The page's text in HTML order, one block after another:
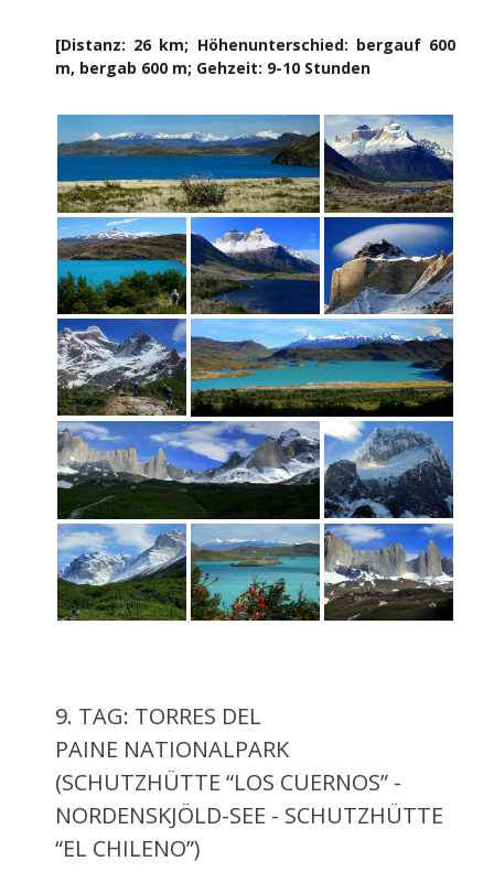
[Distanz: 26 km; Höhenunterschied: bergauf 600
m, bergab 600 m; Gehzeit: 9-10 Stunden
9. TAG: TORRES DEL
PAINE NATIONALPARK
(SCHUTZHÜTTE “LOS CUERNOS” -
NORDENSKJÖLD-SEE - SCHUTZHÜTTE
“EL CHILENO”)